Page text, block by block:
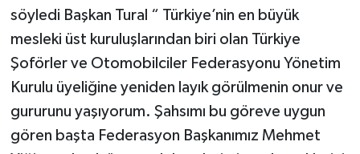
söyledi Başkan Tural “ Türkiye’nin en büyük
mesleki üst kuruluşlarından biri olan Türkiye
Şoförler ve Otomobilciler Federasyonu Yönetim
Kurulu üyeliğine yeniden layık görülmenin onur ve
gururunu yaşıyorum. Şahsımı bu göreve uygun
gören başta Federasyon Başkanımız Mehmet